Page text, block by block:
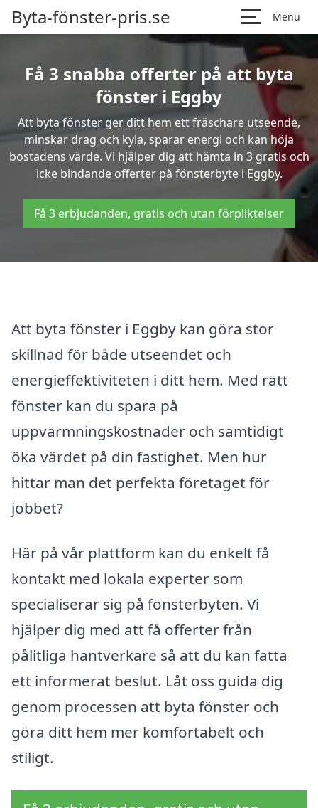
Byta-fönster-pris.se Menu
Få 3 snabba offerter på att byta
fönster i Eggby
Att byta fönster ger ditt hem ett fräschare utseende,
minskar drag och kyla, sparar energi och kan höja
bostadens värde. Vi hjälper dig att hämta in 3 gratis och
icke bindande offerter på fönsterbyte i Eggby.
Få 3 erbjudanden, gratis och utan förpliktelser
Att byta fönster i Eggby kan göra stor
skillnad för både utseendet och
energieffektiviteten i ditt hem. Med rätt
fönster kan du spara på
uppvärmningskostnader och samtidigt
öka värdet på din fastighet. Men hur
hittar man det perfekta företaget för
jobbet?
Här på vår plattform kan du enkelt få
kontakt med lokala experter som
specialiserar sig på fönsterbyten. Vi
hjälper dig med att få offerter från
pålitliga hantverkare så att du kan fatta
ett informerat beslut. Låt oss guida dig
genom processen att byta fönster och
göra ditt hem mer komfortabelt och
stiligt.